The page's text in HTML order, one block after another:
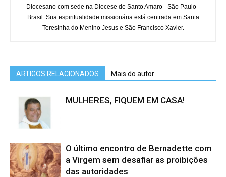
Diocesano com sede na Diocese de Santo Amaro - São Paulo -
Brasil. Sua espiritualidade missionária está centrada em Santa
Teresinha do Menino Jesus e São Francisco Xavier.
ARTIGOS RELACIONADOS Mais do autor
MULHERES, FIQUEM EM CASA!
O último encontro de Bernadette com
a Virgem sem desafiar as proibições
das autoridades